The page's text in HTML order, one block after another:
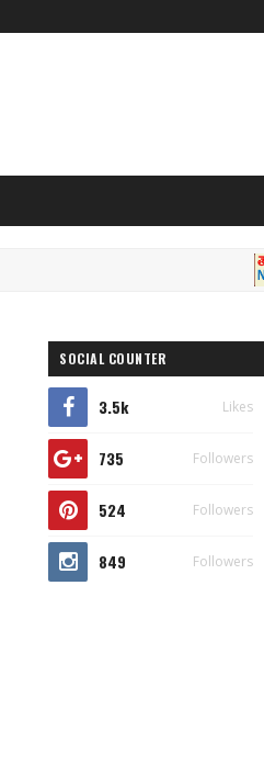
SOCIAL COUNTER
3.5k Likes
735 Followers
524 Followers
849 Followers